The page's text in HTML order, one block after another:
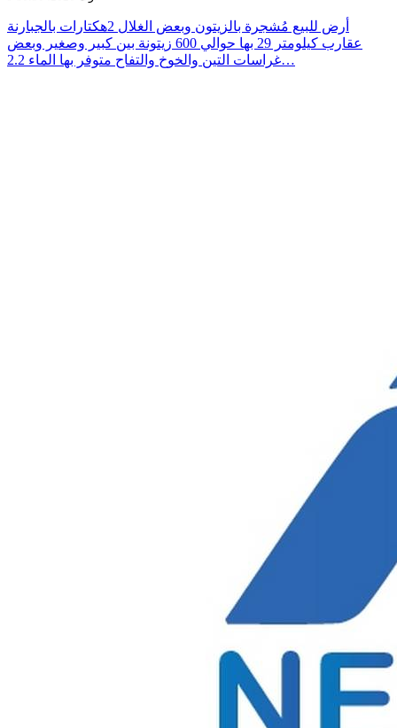
أرض للبيع مُشجرة بالزيتون وبعض الغلال 2هكتارات بالجبارنة
عقارب كيلومتر 29 بها حوالي 600 زيتونة بين كبير وصغير وبعض
غراسات التين والخوخ والتفاح متوفر بها الماء 2.2…